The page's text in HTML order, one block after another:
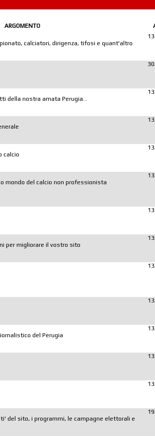
ARGOMENTO
calciatori, dirigenza, tifosi e quant'altro
della nostra amata Perugia...
calcio
mondo del calcio non professionista
per migliorare il vostro sito
del Perugia
del sito, i programmi, le campagne elettorali e